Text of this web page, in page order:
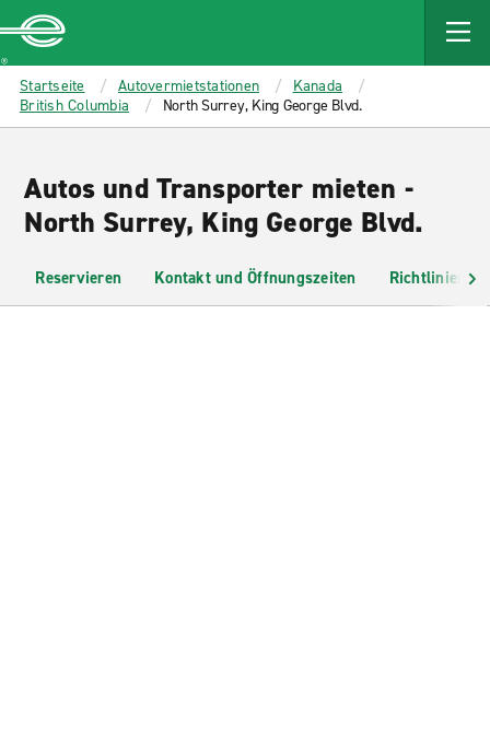
MAIN
CONTENT
Enterprise
Startseite Autovermietstationen
Kanada
British Columbia
North Surrey, King George Blvd.
Autos und Transporter mieten -
North Surrey, King George Blvd.
Reservieren Kontakt und Öffnungszeiten Richtlinien